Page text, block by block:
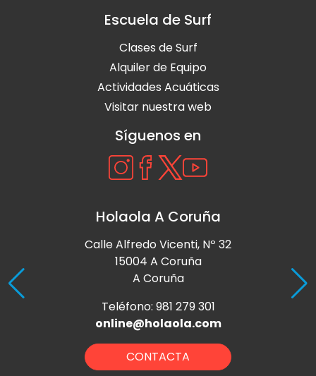
Escuela de Surf
Clases de Surf
Alquiler de Equipo
Actividades Acuáticas
Visitar nuestra web
Síguenos en
Holaola A Coruña
Calle Alfredo Vicenti, Nº 32
15004 A Coruña
A Coruña
Teléfono: 981 279 301
online@holaola.com
CONTACTA